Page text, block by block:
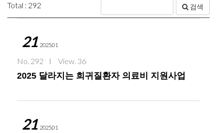
Total : 292 검색
21 2025.01
No. 292 View. 36
2025 달라지는 희귀질환자 의료비 지원사업
21 2025.01